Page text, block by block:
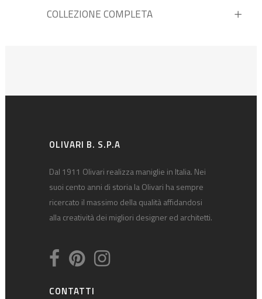
COLLEZIONE COMPLETA
OLIVARI B. S.P.A
Dal 1911 Olivari realizza maniglie in Italia. Nei
suoi cento anni di storia la Olivari ha sempre
ricercato il massimo della qualità affidandosi
alla creatività dei migliori designer ed architetti.
CONTATTI